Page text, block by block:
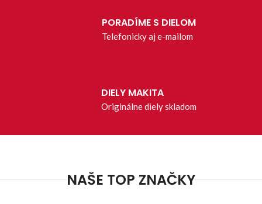
PORADÍME S DIELOM
Telefonicky aj e-mailom
DIELY MAKITA
Originálne diely skladom
NAŠE TOP ZNAČKY